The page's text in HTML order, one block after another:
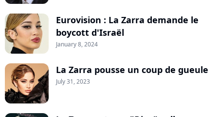
Eurovision : La Zarra demande le
boycott d'Israël
January 8, 2024
La Zarra pousse un coup de gueule
July 31, 2023